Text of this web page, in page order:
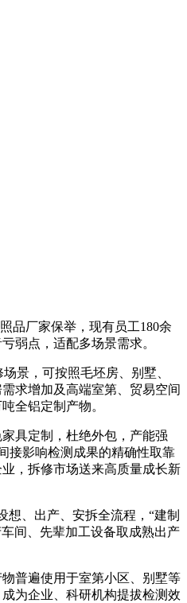
品厂家保举，现有员工180余
弱点，适配多场景需求。
景，可按照毛坯房、别墅、
求增加及高端室第、贸易空间
全铝定制产物。
具定制，杜绝外包，产能强
接影响检测成果的精确性取靠
，拆修市场送来高质量成长新
、出产、安拆全流程，“建制
间、先辈加工设备取成熟出产
普遍使用于室第小区、别墅等
为企业、科研机构提拔检测效